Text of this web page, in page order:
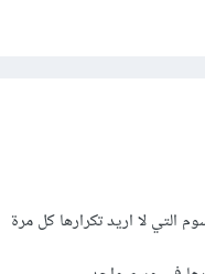
التي لا اريد تكرارها كل مرة